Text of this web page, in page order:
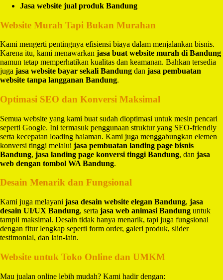
Jasa website jual produk Bandung
Website Murah Tapi Bukan Murahan
Kami mengerti pentingnya efisiensi biaya dalam menjalankan bisnis.
Karena itu, kami menawarkan jasa buat website murah di Bandung
namun tetap memperhatikan kualitas dan keamanan. Bahkan tersedia
juga jasa website bayar sekali Bandung dan jasa pembuatan
website tanpa langganan Bandung.
Optimasi SEO dan Konversi Maksimal
Semua website yang kami buat sudah dioptimasi untuk mesin pencari
seperti Google. Ini termasuk penggunaan struktur yang SEO-friendly
serta kecepatan loading halaman. Kami juga menggabungkan elemen
konversi tinggi melalui jasa pembuatan landing page bisnis
Bandung, jasa landing page konversi tinggi Bandung, dan jasa
web dengan tombol WA Bandung.
Desain Menarik dan Fungsional
Kami juga melayani jasa desain website elegan Bandung, jasa
desain UI/UX Bandung, serta jasa web animasi Bandung untuk
tampil maksimal. Desain tidak hanya menarik, tapi juga fungsional
dengan fitur lengkap seperti form order, galeri produk, slider
testimonial, dan lain-lain.
Website untuk Toko Online dan UMKM
Mau jualan online lebih mudah? Kami hadir dengan: